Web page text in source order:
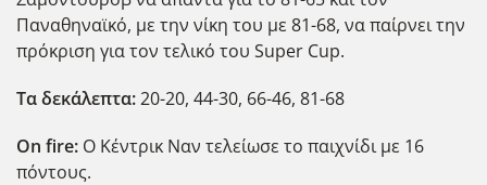
Παναθηναϊκό, με την νίκη του με 81-68, να παίρνει την
πρόκριση για τον τελικό του Super Cup.
Τα δεκάλεπτα:20-20, 44-30, 66-46, 81-68
Οn fire: Ο Κέντρικ Ναν τελείωσε το παιχνίδι με 16
πόντους.